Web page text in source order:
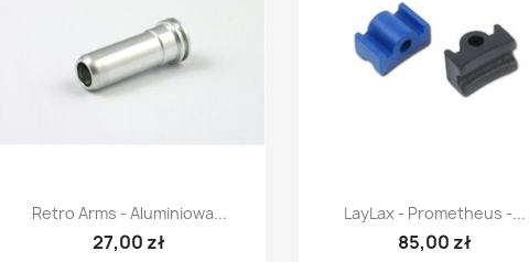
 Szybki podgląd
Retro Arms - Aluminiowa...
27,00 zł
Szybki podgląd
LayLax - Prometheus -...
85,00 zł